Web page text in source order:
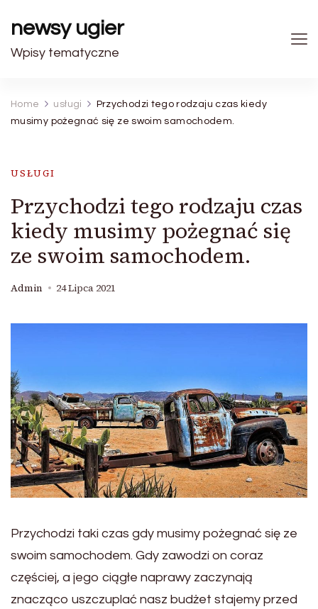
newsy ugier
Wpisy tematyczne
Home usługi
Przychodzi tego rodzaju czas kiedy
musimy pożegnać się ze swoim samochodem.
USŁUGI
Przychodzi tego rodzaju czas
kiedy musimy pożegnać się
ze swoim samochodem.
Admin 24 Lipca 2021
Przychodzi taki czas gdy musimy pożegnać się ze
swoim samochodem. Gdy zawodzi on coraz
częściej, a jego ciągłe naprawy zaczynają
znacząco uszczuplać nasz budżet stajemy przed